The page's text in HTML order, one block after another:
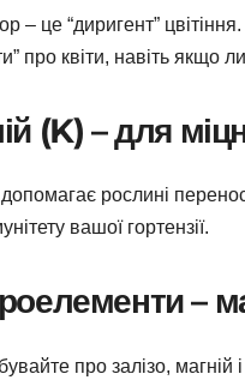
– це “диригент”
про квіти, навіть якщо
(K) – для
допомагає рослині
вашої гортензії.
–
про залізо, магній